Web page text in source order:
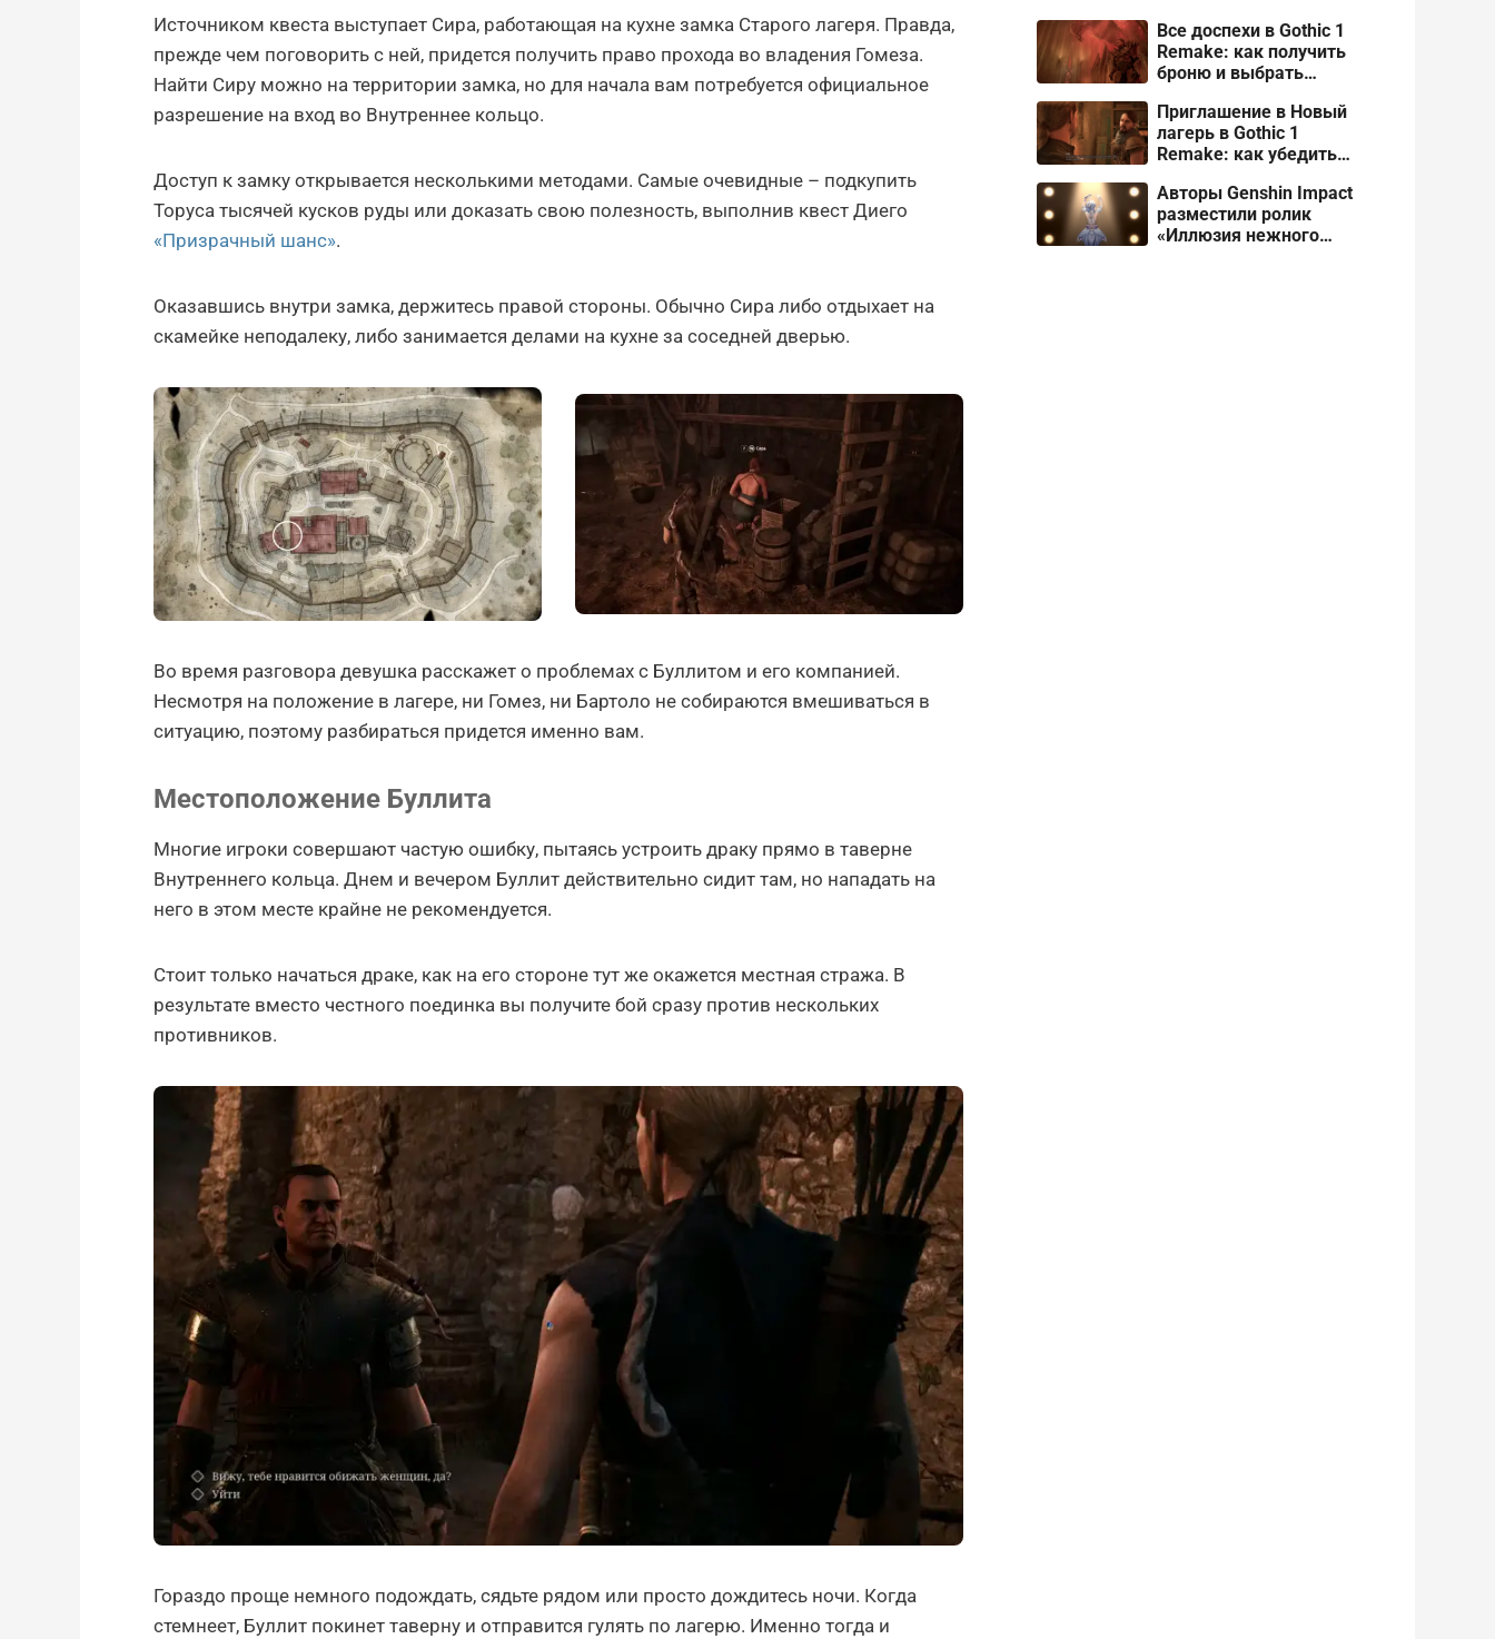
Источником квеста выступает Сира, работающая на кухне замка Старого лагеря. Правда,
прежде чем поговорить с ней, придется получить право прохода во владения Гомеза.
Найти Сиру можно на территории замка, но для начала вам потребуется официальное
разрешение на вход во Внутреннее кольцо.
Доступ к замку открывается несколькими методами. Самые очевидные – подкупить
Торуса тысячей кусков руды или доказать свою полезность, выполнив квест Диего
«Призрачный шанс».
Оказавшись внутри замка, держитесь правой стороны. Обычно Сира либо отдыхает на
скамейке неподалеку, либо занимается делами на кухне за соседней дверью.
Во время разговора девушка расскажет о проблемах с Буллитом и его компанией.
Несмотря на положение в лагере, ни Гомез, ни Бартоло не собираются вмешиваться в
ситуацию, поэтому разбираться придется именно вам.
Местоположение Буллита
Многие игроки совершают частую ошибку, пытаясь устроить драку прямо в таверне
Внутреннего кольца. Днем и вечером Буллит действительно сидит там, но нападать на
него в этом месте крайне не рекомендуется.
Стоит только начаться драке, как на его стороне тут же окажется местная стража. В
результате вместо честного поединка вы получите бой сразу против нескольких
противников.
Гораздо проще немного подождать, сядьте рядом или просто дождитесь ночи. Когда
стемнеет, Буллит покинет таверну и отправится гулять по лагерю. Именно тогда и
Все доспехи в Gothic 1
Remake: как получить
броню и выбрать
Приглашение в Новый
лагерь в Gothic 1
Remake: как убедить
Авторы Genshin Impact
разместили ролик
«Иллюзия нежного